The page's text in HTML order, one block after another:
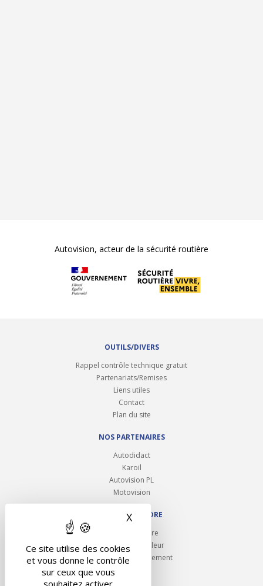
Ce site utilise des cookies
et vous donne le contrôle
sur ceux que vous
souhaitez activer
X Masquer le bandeau des
Autovision, acteur de la sécurité routière
OUTILS/DIVERS
Rappel contrôle technique gratuit
Partenariats/Remises
Liens utiles
Contact
Plan du site
NOS PARTENAIRES
Autodidact
Karoil
Autovision PL
Motovision
NOUS REJOINDRE
Ouvrir un centre
Devenez contrôleur
Carrières et recrutement